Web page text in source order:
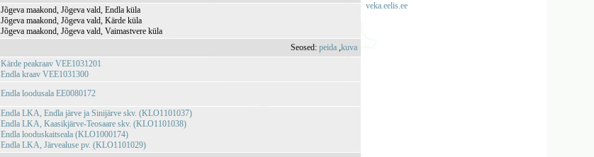
veka.eelis.ee
Jõgeva maakond, Jõgeva vald, Endla küla
Jõgeva maakond, Jõgeva vald, Kärde küla
Jõgeva maakond, Jõgeva vald, Vaimastvere küla
Seosed:peida ,kuva
Kärde peakraav VEE1031201
Endla kraav VEE1031300
Endla loodusala EE0080172
Endla LKA, Endla järve ja Sinijärve skv. (KLO1101037)
Endla LKA, Kaasikjärve-Teosaare skv. (KLO1101038)
Endla looduskaitseala (KLO1000174)
Endla LKA, Järvealuse pv. (KLO1101029)